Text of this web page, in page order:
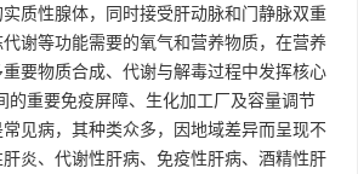
质性腺体，同时接受肝动脉和门静脉双重
谢等功能需要的氧气和营养物质，在营养
要物质合成、代谢与解毒过程中发挥核心
的重要免疫屏障、生化加工厂及容量调节
见病，其种类众多，因地域差异而呈现不
炎、代谢性肝病、免疫性肝病、酒精性肝